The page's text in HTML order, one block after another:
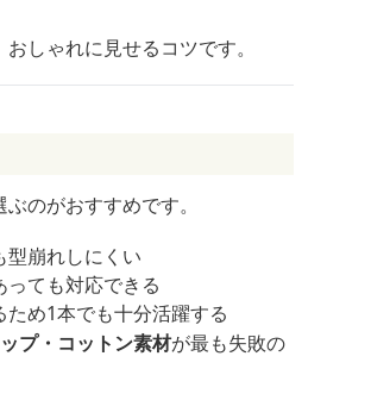
しゃれに見せるコツです。
のがおすすめです。
型崩れしにくい
っても対応できる
ため1本でも十分活躍する
プ・コットン素材が最も失敗の